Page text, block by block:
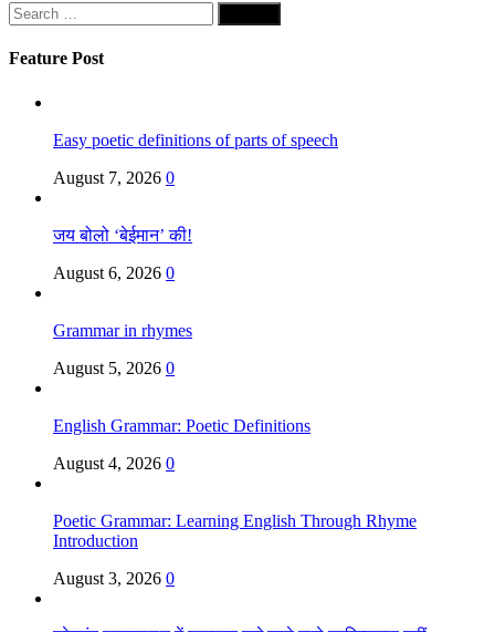
Search
for:
Feature Post
Easy poetic definitions of parts of speech
August 7, 2026 0
जय बोलो ‘बेईमान’ की!
August 6, 2026 0
Grammar in rhymes
August 5, 2026 0
English Grammar: Poetic Definitions
August 4, 2026 0
Poetic Grammar: Learning English Through Rhyme
Introduction
August 3, 2026 0